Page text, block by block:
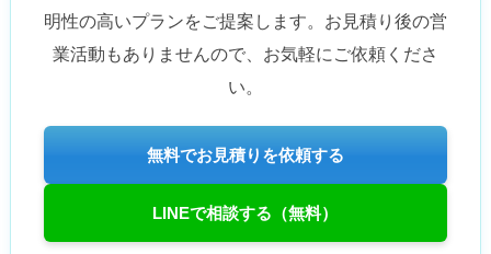
明性の高いプランをご提案します。お見積り後の営
業活動もありませんので、お気軽にご依頼くださ
い。
無料でお見積りを依頼する
LINEで相談する（無料）